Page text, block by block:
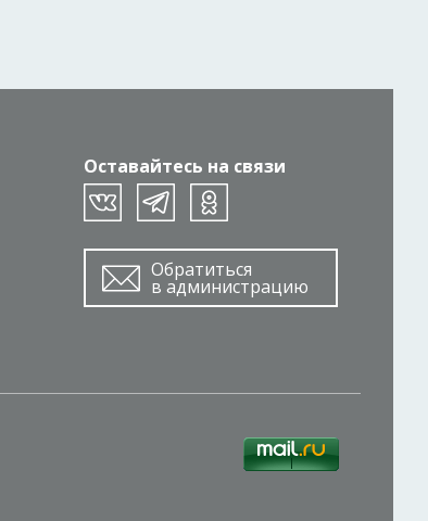
Оставайтесь на связи
Обратиться
в администрацию